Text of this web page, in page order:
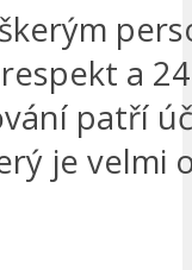
a
patří
je velmi